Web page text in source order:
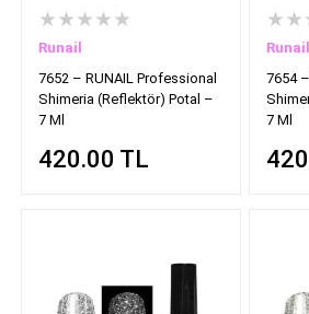
★★★★★
Runail
7652 – RUNAIL Professional
Shimeria (Reflektör) Potal –
7 Ml
420.00 TL
Runail
7654
7 Ml